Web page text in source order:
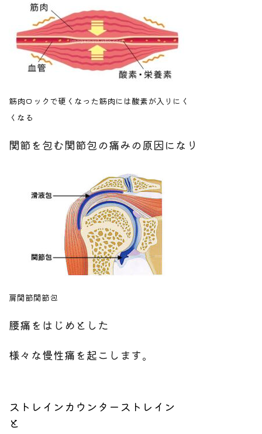
筋肉ロックで硬くなった筋肉には酸素が入りにく
くなる
関節を包む関節包の痛みの原因になり
肩関節関節包
腰痛をはじめとした
様々な慢性痛を起こします。
ストレインカウンターストレイン
と